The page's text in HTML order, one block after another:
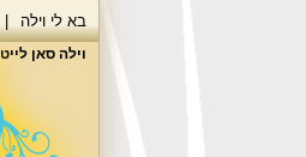
בא לי וילה
וילה סאן לייט